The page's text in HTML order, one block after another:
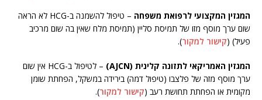
המגזין המקצועי לרפואת משפחה
– טיפול להשמנה ב-HCG לא הראה
שום ערך מוסף מזו של תמיסת סליין (תמיסת מלח שאין בה שום מרכיב
פעיל) (קישור למקור).
המגזין האמריקאי לתזונה קלינית (AJCN)
– לטיפול ב-HCG אין שום
ערך מוסף מזה של פלצבו (טיפול דמה) בירידה במשקל, הפחתת שומן
מקומית או הפחתת תחושת רעב (קישור למקור).